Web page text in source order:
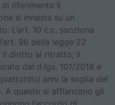
riferimento Il
si innesta su un
L’art. 10 c.c. sanziona
96 della legge 22
il diritto al ritratto; il
dal d.lgs. 101/2018 e
anni la soglia del
A questo si affiancano gli